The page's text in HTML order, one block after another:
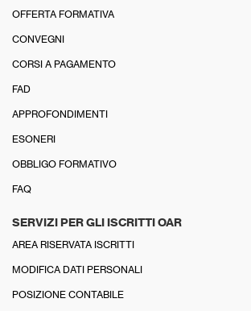
OFFERTA FORMATIVA
CONVEGNI
CORSI A PAGAMENTO
FAD
APPROFONDIMENTI
ESONERI
OBBLIGO FORMATIVO
FAQ
SERVIZI PER GLI ISCRITTI OAR
AREA RISERVATA ISCRITTI
MODIFICA DATI PERSONALI
POSIZIONE CONTABILE